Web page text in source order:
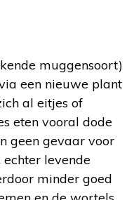
muggensoort)
een nieuwe plant
al eitjes of
eten vooral dode
geen gevaar voor
levende
minder goed